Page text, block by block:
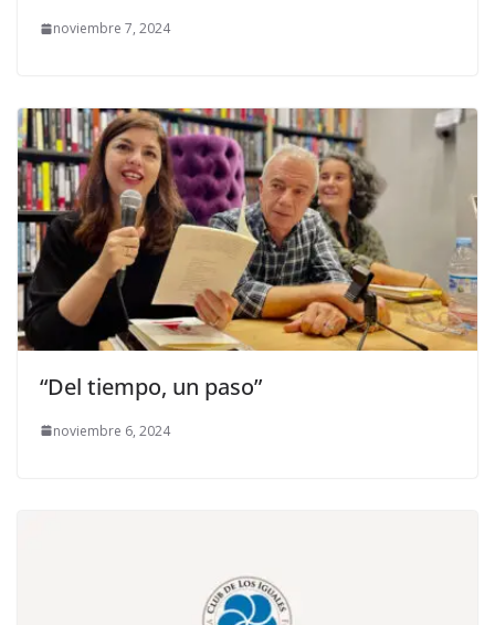
noviembre 7, 2024
“Del tiempo, un paso”
noviembre 6, 2024